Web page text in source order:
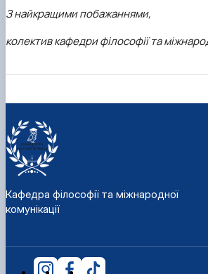
З найкращими побажаннями,
колектив кафедри філософії та
Кафедра філософії та міжнародної
комунікації